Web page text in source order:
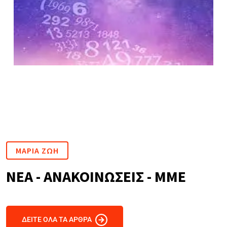
ΜΑΡΙΑ ΖΩΗ
ΝΕΑ - ΑΝΑΚΟΙΝΩΣΕΙΣ - ΜΜΕ
ΔΕΙΤΕ ΟΛΑ ΤΑ ΑΡΘΡΑ